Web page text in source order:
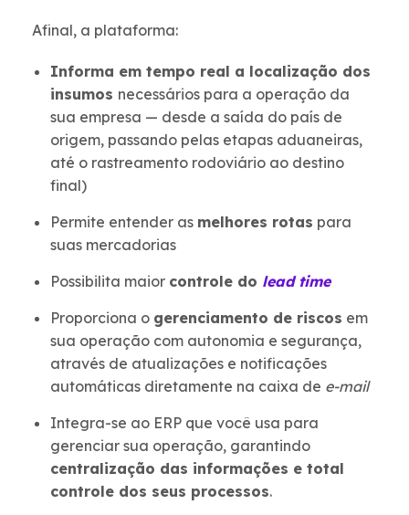
Afinal, a plataforma:
Informa em tempo real a localização dos
insumos necessários para a operação da
sua empresa — desde a saída do país de
origem, passando pelas etapas aduaneiras,
até o rastreamento rodoviário ao destino
final)
Permite entender as melhores rotas para
suas mercadorias
Possibilita maior controle do lead time
Proporciona o gerenciamento de riscos em
sua operação com autonomia e segurança,
através de atualizações e notificações
automáticas diretamente na caixa de e-mail
Integra-se ao ERP que você usa para
gerenciar sua operação, garantindo
centralização das informações e total
controle dos seus processos.